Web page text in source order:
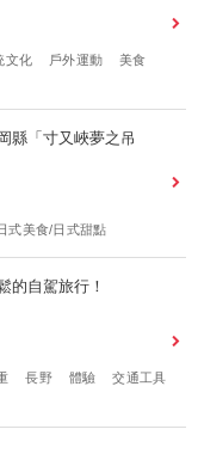
文化 戶外運動
美食
縣「寸又峽夢之吊
式美食/日式甜點
的自駕旅行！
長野 體驗
交通工具